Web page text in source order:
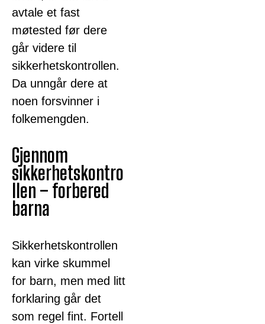
avtale et fast
møtested før dere
går videre til
sikkerhetskontrollen.
Da unngår dere at
noen forsvinner i
folkemengden.
Gjennom
sikkerhetskontro
llen – forbered
barna
Sikkerhetskontrollen
kan virke skummel
for barn, men med litt
forklaring går det
som regel fint. Fortell